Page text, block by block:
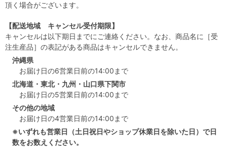
頂く場合がございます。
【配送地域 キャンセル受付期限】
キャンセルは以下期日までにご連絡ください。なお、商品名に［受
注生産品］の表記がある商品はキャンセルできません。
沖縄県
お届け日の6営業日前の14:00まで
北海道・東北・九州・山口県下関市
お届け日の5営業日前の14:00まで
その他の地域
お届け日の4営業日前の14:00まで
※いずれも営業日（土日祝日やショップ休業日を除いた日）で日
数をお数えください。